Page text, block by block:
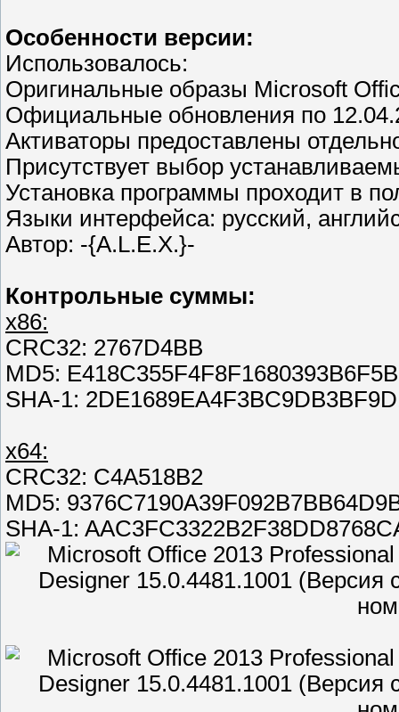
Особенности версии:
Использовалось:
Оригинальные образы Microsoft
Официальные обновления по
Активаторы предоставлены
Присутствует выбор
Установка программы проходит в
Языки интерфейса: русский,
Автор: -{A.L.E.X.}-
Контрольные суммы:
x86:
CRC32: 2767D4BB
MD5:
SHA-1:
x64:
CRC32: C4A518B2
MD5:
SHA-1: